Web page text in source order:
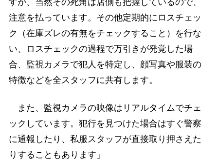
すが、当然その死角は店側も把握しているので、
注意を払っています。その他定期的にロスチェッ
ク（在庫ズレの有無をチェックすること）を行な
い、ロスチェックの過程で万引きが発覚した場
合、監視カメラで犯人を特定し、顔写真や服装の
特徴などを全スタッフに共有します。
また、監視カメラの映像はリアルタイムでチェ
ックしています。犯行を見つけた場合はすぐ警察
に通報したり、私服スタッフが直接取り押さえた
りすることもあります」